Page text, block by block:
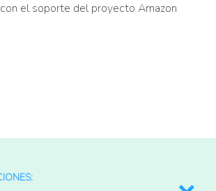
el soporte del proyecto Amazon